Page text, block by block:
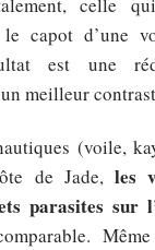
le capot d’une
est une
meilleur
(voile,
de Jade, les
parasites sur